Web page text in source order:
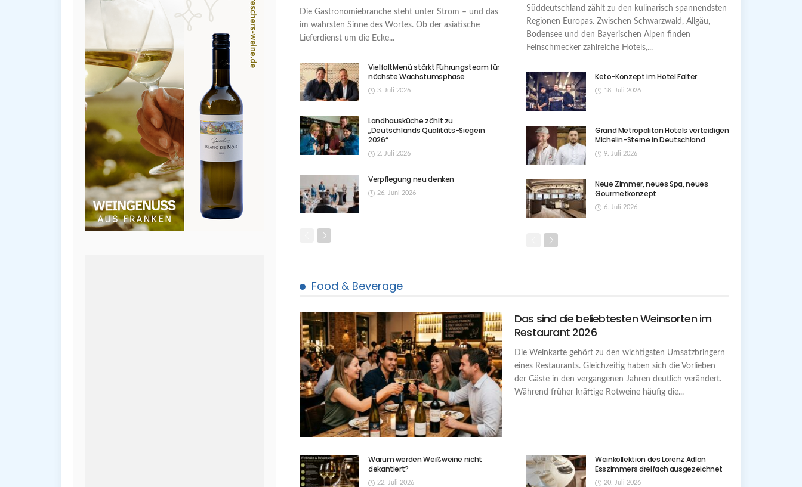
Die Gastronomiebranche steht unter Strom – und das
im wahrsten Sinne des Wortes. Ob der asiatische
Lieferdienst um die Ecke...
VielfaltMenü stärkt Führungsteam für
nächste Wachstumsphase
3. Juli 2026
Landhausküche zählt zu
„Deutschlands Qualitäts-Siegern
2026“
2. Juli 2026
Verpflegung neu denken
26. Juni 2026
Süddeutschland zählt zu den kulinarisch spannendsten
Regionen Europas. Zwischen Schwarzwald, Allgäu,
Bodensee und den Bayerischen Alpen finden
Feinschmecker zahlreiche Hotels,...
Keto-Konzept im Hotel Falter
18. Juli 2026
Grand Metropolitan Hotels verteidigen
Michelin-Sterne in Deutschland
9. Juli 2026
Neue Zimmer, neues Spa, neues
Gourmetkonzept
6. Juli 2026
Food & Beverage
Das sind die beliebtesten Weinsorten im
Restaurant 2026
Die Weinkarte gehört zu den wichtigsten Umsatzbringern
eines Restaurants. Gleichzeitig haben sich die Vorlieben
der Gäste in den vergangenen Jahren deutlich verändert.
Während früher kräftige Rotweine häufig die...
Warum werden Weißweine nicht
dekantiert?
22. Juli 2026
Weinkollektion des Lorenz Adlon
Esszimmers dreifach ausgezeichnet
20. Juli 2026